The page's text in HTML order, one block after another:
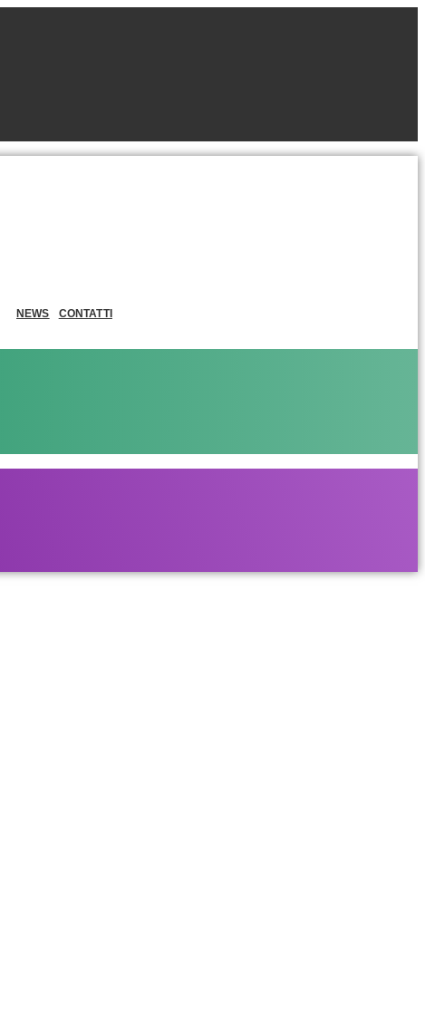
NEWS CONTATTI